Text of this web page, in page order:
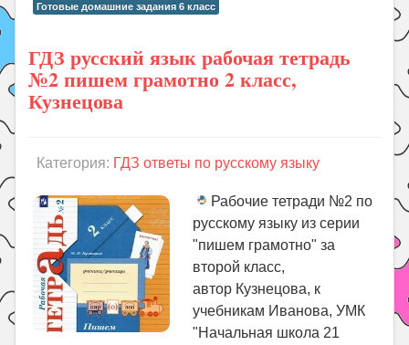
Готовые домашние задания 6 класс
ГДЗ русский язык рабочая тетрадь
№2 пишем грамотно 2 класс,
Кузнецова
Категория: ГДЗ ответы по русскому языку
Рабочие тетради №2 по
русскому языку из серии
"пишем грамотно" за
второй класс,
автор Кузнецова, к
учебникам Иванова, УМК
"Начальная школа 21